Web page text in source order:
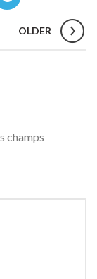
OLDER
champs